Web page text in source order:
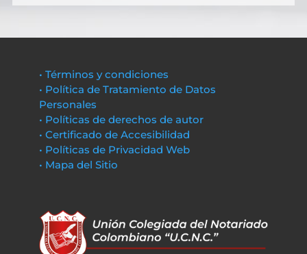
• Términos y condiciones
• Política de Tratamiento de Datos
Personales
• Políticas de derechos de autor
• Certificado de Accesibilidad
• Políticas de Privacidad Web
• Mapa del Sitio